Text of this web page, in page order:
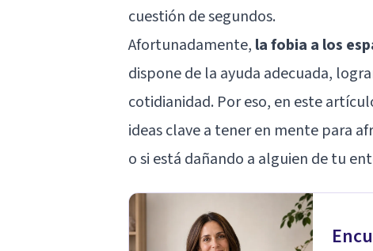
cuestión de segundos.
Afortunadamente, la fobia a los
dispone de la ayuda adecuada,
cotidianidad. Por eso, en este
ideas clave a tener en mente para
o si está dañando a alguien de tu